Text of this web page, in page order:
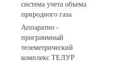
система учета объема
природного газа
Аппаратно -
программный
телеметрический
комплекс ТЕЛУР